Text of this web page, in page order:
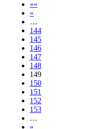
««
«
…
144
145
146
147
148
149
150
151
152
153
…
»